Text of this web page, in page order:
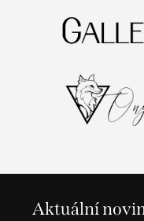
Aktuální